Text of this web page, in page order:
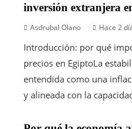
inversión extranjera
Asdrubal Olano Hace 2
Introducción: por qué
precios en EgiptoLa
entendida como una
y alineada con la